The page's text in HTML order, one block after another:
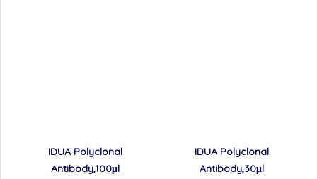
IDUA Polyclonal
Antibody,100μl
IDUA Polyclonal
Antibody,30μl